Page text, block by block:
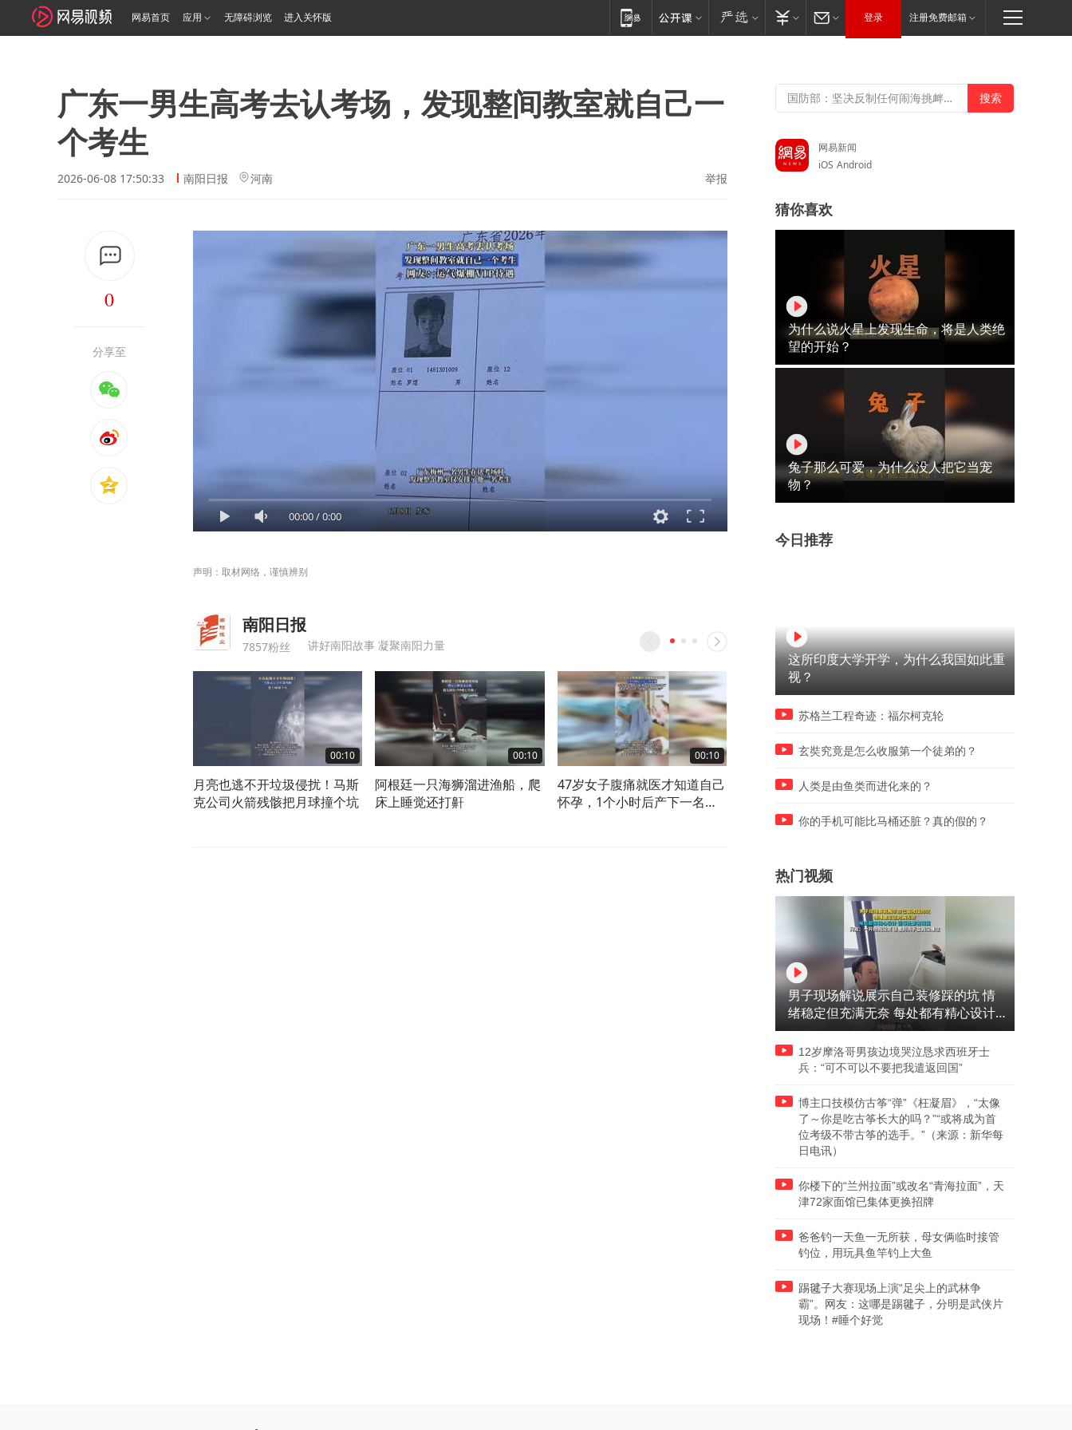
网易首页 应用 无障碍浏览 进入关怀版 登录 注册免费邮箱
广东一男生高考去认考场，发现整间教室就自己一
个考生
2026-06-08 17:50:33 南阳日报 河南 举报
0
分享至
00:00/0:00
声明：取材网络，谨慎辨别
南阳日报
7857粉丝 讲好南阳故事 凝聚南阳力量
00:10
月亮也逃不开垃圾侵扰！马斯
克公司火箭残骸把月球撞个坑
00:10
阿根廷一只海狮溜进渔船，爬
床上睡觉还打鼾
00:10
47岁女子腹痛就医才知道自己
怀孕，1个小时后产下一名女
00:10
1岁宝宝碰坏纸巾盒，宝妈被
“不要以为信用卡在你手里就
14岁女儿买大牌 不是钱的问
网易新闻
iOS Android
猜你喜欢
为什么说火星上发现生命，将是人类绝
望的开始？
兔子那么可爱，为什么没人把它当宠
物？
今日推荐
这所印度大学开学，为什么我国如此重
视？
苏格兰工程奇迹：福尔柯克轮
玄奘究竟是怎么收服第一个徒弟的？
人类是由鱼类而进化来的？
你的手机可能比马桶还脏？真的假的？
热门视频
男子现场解说展示自己装修踩的坑 情
绪稳定但充满无奈 每处都有精心设计
但每处都有瑕疵 网友：一开始我没笑
但看到洗手盆我没绷住
12岁摩洛哥男孩边境哭泣恳求西班牙士
兵：“可不可以不要把我遣返回国”
博主口技模仿古筝“弹”《枉凝眉》，“太像
了～你是吃古筝长大的吗？”“或将成为首
位考级不带古筝的选手。”（来源：新华每
日电讯）
你楼下的“兰州拉面”或改名“青海拉面”，天
津72家面馆已集体更换招牌
爸爸钓一天鱼一无所获，母女俩临时接管
钓位，用玩具鱼竿钓上大鱼
踢毽子大赛现场上演“足尖上的武林争
霸”。网友：这哪是踢毽子，分明是武侠片
现场！#睡个好觉